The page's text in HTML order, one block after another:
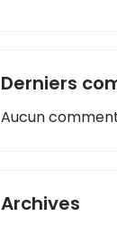
Derniers
Aucun
Archives